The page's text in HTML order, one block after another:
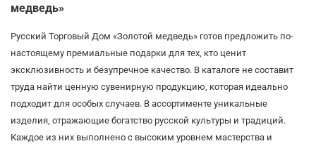
медведь»
Русский Торговый Дом «Золотой медведь» готов предложить по-
настоящему премиальные подарки для тех, кто ценит
эксклюзивность и безупречное качество. В каталоге не составит
труда найти ценную сувенирную продукцию, которая идеально
подходит для особых случаев. В ассортименте уникальные
изделия, отражающие богатство русской культуры и традиций.
Каждое из них выполнено с высоким уровнем мастерства и